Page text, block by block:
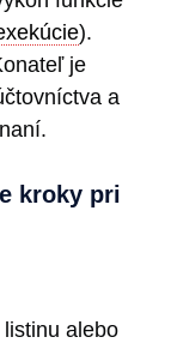
).
je
a
kroky pri
alebo